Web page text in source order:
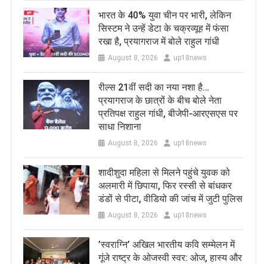
भारत के 40% युवा चीन पर भारी, लेकिन
सिस्टम ने उन्हें डेटा के चक्रव्यूह में फंसा
रखा है, प्रयागराज में बोले राहुल गांधी
August 8, 2026 up18news
रील्स 21वीं सदी का नया नशा है…
प्रयागराज के छात्रों के बीच बोले नेता
प्रतिपक्ष राहुल गांधी, बीजेपी-आरएसएस पर
साधा निशाना
August 8, 2026 up18news
शादीशुदा महिला से मिलने पहुंचे युवक को
अलमारी में छिपाया, फिर रस्सी से बांधकर
डंडों से पीटा, वीडियो की जांच में जुटी पुलिस
August 8, 2026 up18news
​’स्वराग्नि’ अखिल भारतीय कवि सम्मेलन में
गूंजे राष्ट्र के ओजस्वी स्वर: ओज, हास्य और